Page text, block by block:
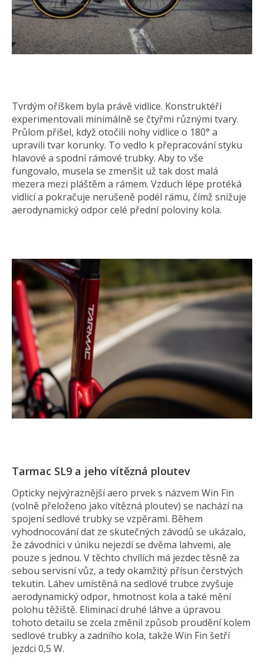
Tvrdým oříškem byla právě vidlice. Konstruktéři
experimentovali minimálně se čtyřmi různými tvary.
Průlom přišel, když otočili nohy vidlice o 180° a
upravili tvar korunky. To vedlo k přepracování styku
hlavové a spodní rámové trubky. Aby to vše
fungovalo, musela se zmenšit už tak dost malá
mezera mezi pláštěm a rámem. Vzduch lépe protéká
vidlicí a pokračuje nerušeně podél rámu, čímž snižuje
aerodynamický odpor celé přední poloviny kola.
Tarmac SL9 a jeho vítězná ploutev
Opticky nejvýraznější aero prvek s názvem Win Fin
(volně přeloženo jako vítězná ploutev) se nachází na
spojení sedlové trubky se vzpěrami. Během
vyhodnocování dat ze skutečných závodů se ukázalo,
že závodníci v úniku nejezdí se dvěma lahvemi, ale
pouze s jednou. V těchto chvílích má jezdec těsně za
sebou servisní vůz, a tedy okamžitý přísun čerstvých
tekutin. Láhev umístěná na sedlové trubce zvyšuje
aerodynamický odpor, hmotnost kola a také mění
polohu těžiště. Eliminací druhé láhve a úpravou
tohoto detailu se zcela změnil způsob proudění kolem
sedlové trubky a zadního kola, takže Win Fin šetří
jezdci 0,5 W.